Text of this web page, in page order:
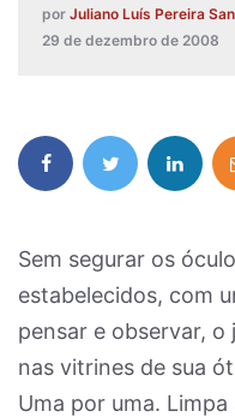
por Juliano Luís Pereira
29 de dezembro de 2008
Sem segurar os
estabelecidos, com
pensar e observar,
nas vitrines de sua
Uma por uma.